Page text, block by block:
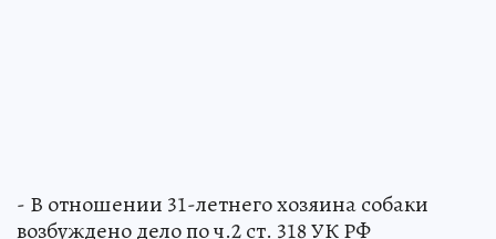
- В отношении 31-летнего хозяина собаки
возбуждено дело по ч.2 ст. 318 УК РФ